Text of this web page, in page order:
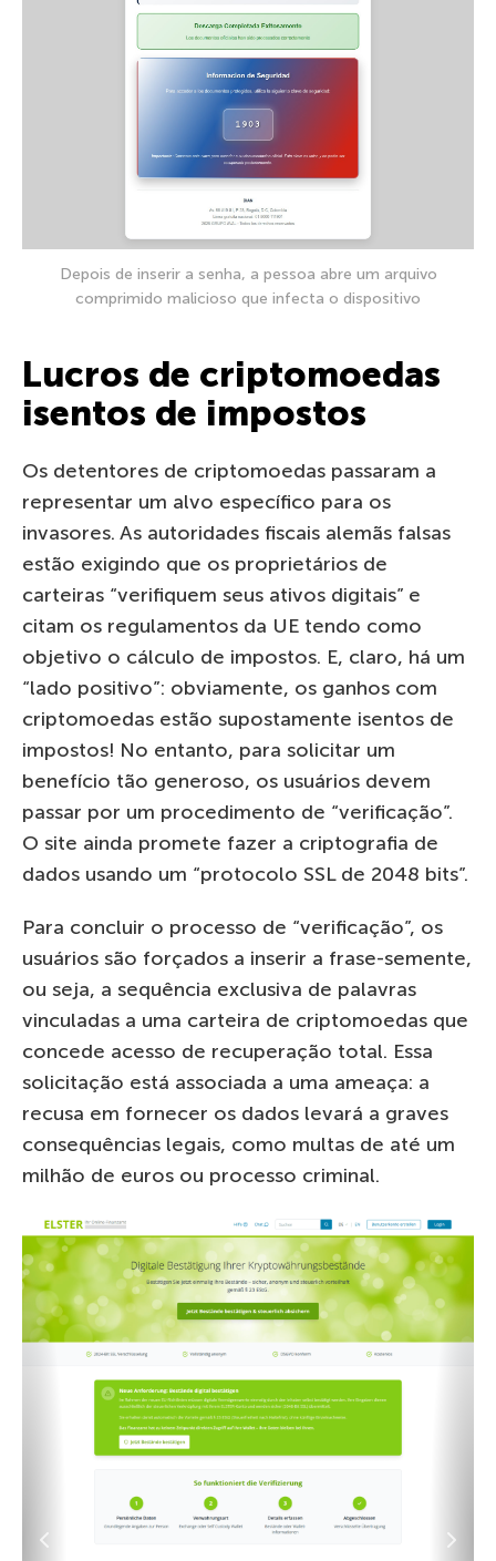
Depois de inserir a senha, a pessoa abre um arquivo
comprimido malicioso que infecta o dispositivo
Lucros de criptomoedas
isentos de impostos
Os detentores de criptomoedas passaram a
representar um alvo específico para os
invasores. As autoridades fiscais alemãs falsas
estão exigindo que os proprietários de
carteiras “verifiquem seus ativos digitais” e
citam os regulamentos da UE tendo como
objetivo o cálculo de impostos. E, claro, há um
“lado positivo”: obviamente, os ganhos com
criptomoedas estão supostamente isentos de
impostos! No entanto, para solicitar um
benefício tão generoso, os usuários devem
passar por um procedimento de “verificação”.
O site ainda promete fazer a criptografia de
dados usando um “protocolo SSL de 2048 bits”.
Para concluir o processo de “verificação”, os
usuários são forçados a inserir a frase-semente,
ou seja, a sequência exclusiva de palavras
vinculadas a uma carteira de criptomoedas que
concede acesso de recuperação total. Essa
solicitação está associada a uma ameaça: a
recusa em fornecer os dados levará a graves
consequências legais, como multas de até um
milhão de euros ou processo criminal.